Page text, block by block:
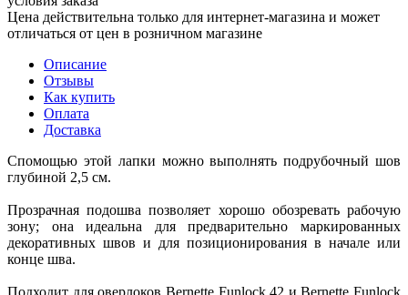
Цена действительна только для интернет-магазина и может
отличаться от цен в розничном магазине
Описание
Отзывы
Как купить
Оплата
Доставка
Спомощью этой лапки можно выполнять подрубочный шов
глубиной 2,5 см.
Прозрачная подошва позволяет хорошо обозревать рабочую
зону; она идеальна для предварительно маркированных
декоративных швов и для позиционирования в начале или
конце шва.
Подходит для оверлоков Bernette Funlock 42 и Bernette Funlock